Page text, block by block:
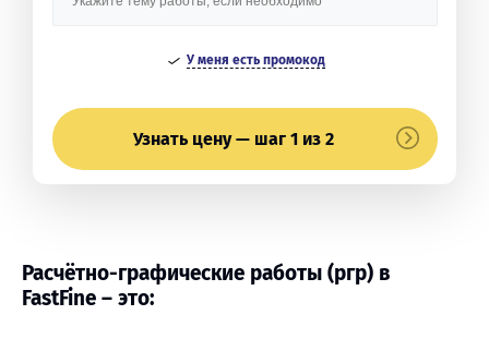
У меня есть промокод
Узнать цену — шаг 1 из 2
Расчётно-графические работы (ргр) в
FastFine – это: